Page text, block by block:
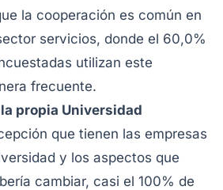
la cooperación es común en
servicios, donde el 60,0%
utilizan este
frecuente.
propia Universidad
que tienen las empresas
y los aspectos que
cambiar, casi el 100% de